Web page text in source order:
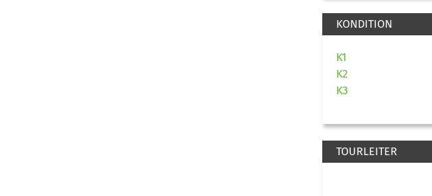
KONDITION
K1
K2
K3
TOURLEITER